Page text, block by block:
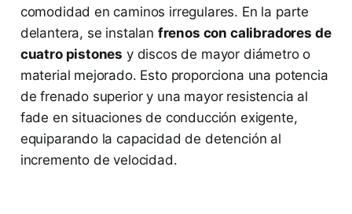
comodidad en caminos irregulares. En la parte
delantera, se instalan frenos con calibradores de
cuatro pistones y discos de mayor diámetro o
material mejorado. Esto proporciona una potencia
de frenado superior y una mayor resistencia al
fade en situaciones de conducción exigente,
equiparando la capacidad de detención al
incremento de velocidad.